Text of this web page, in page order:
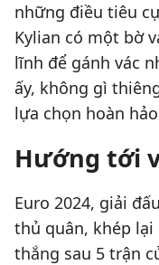
những điều tiêu
Kylian có một bờ
lĩnh để gánh vác
ấy, không gì
lựa chọn hoàn
Hướng tới
Euro 2024, giải
thủ quân, khép lại
thắng sau 5 trận